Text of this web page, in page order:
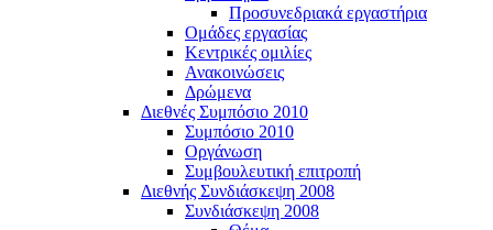
Προσυνεδριακά εργαστήρια
Ομάδες εργασίας
Κεντρικές ομιλίες
Ανακοινώσεις
Δρώμενα
Διεθνές Συμπόσιο 2010
Συμπόσιο 2010
Οργάνωση
Συμβουλευτική επιτροπή
Διεθνής Συνδιάσκεψη 2008
Συνδιάσκεψη 2008